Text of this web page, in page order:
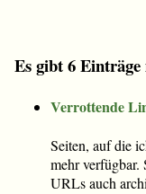
Es gibt 6
Verrottende
Seiten, auf die
mehr verfügbar.
URLs auch